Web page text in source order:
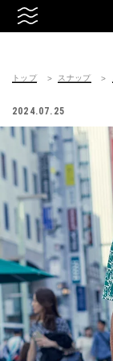
トップ スナップ
2024.07.25